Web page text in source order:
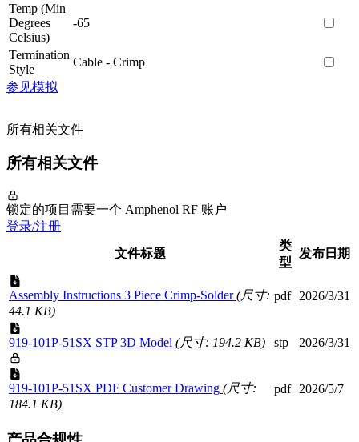
Temp (Min
Degrees
Celsius)
-65
Termination
Style
Cable - Crimp
参见模拟
所有相关文件
所有相关文件
锁定的项目需要一个 Amphenol RF 账户
登录/注册
文件标题
类
型
发布日期
Assembly Instructions 3 Piece Crimp-Solder(尺寸:
44.1 KB)
pdf 2026/3/31
919-101P-51SX STP 3D Model (尺寸: 194.2 KB) stp 2026/3/31
919-101P-51SX PDF Customer Drawing (尺寸:
184.1 KB)
pdf 2026/5/7